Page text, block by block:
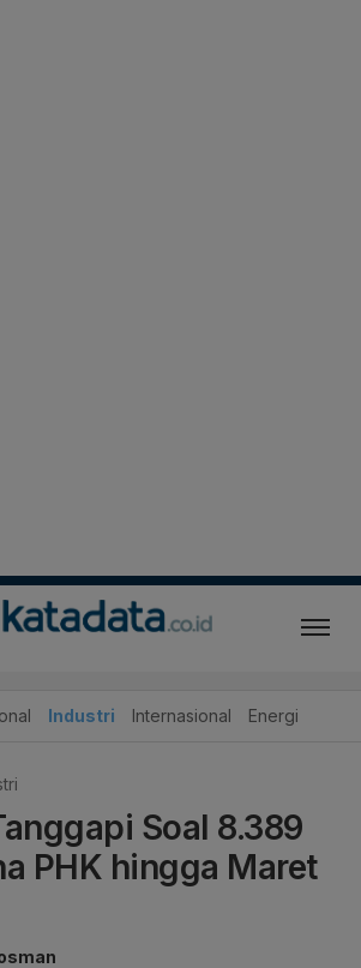
Industri Internasional Energi
Soal 8.389
PHK hingga Maret